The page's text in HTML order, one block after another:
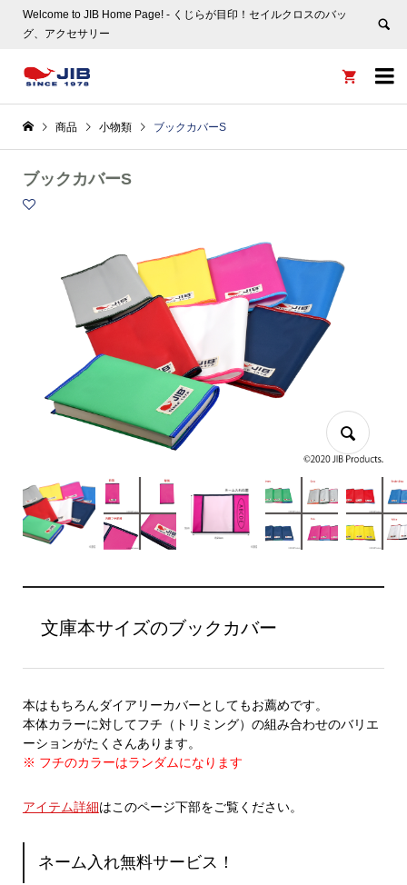
Welcome to JIB Home Page! ‐ くじらが目印！セイルクロスのバッ
グ、アクセサリー


商品 小物類 ブックカバーS
ブックカバーS
文庫本サイズのブックカバー
本はもちろんダイアリーカバーとしてもお薦めです。
本体カラーに対してフチ（トリミング）の組み合わせのバリエ
ーションがたくさんあります。
※ フチのカラーはランダムになります
アイテム詳細はこのページ下部をご覧ください。
ネーム入れ無料サービス！